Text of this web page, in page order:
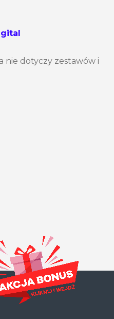
nie dotyczy zestawów i